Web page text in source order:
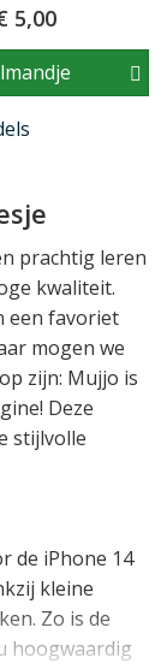
5,00
prachtig leren
kwaliteit.
een favoriet
mogen we
zijn: Mujjo is
Deze
stijlvolle
de iPhone 14
kleine
Zo is de
hoogwaardig